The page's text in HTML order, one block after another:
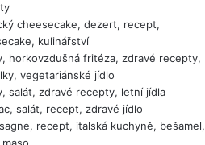
cheesecake, dezert, recept,
kulinářství
horkovzdušná fritéza, zdravé recepty,
vegetariánské jídlo
salát, zdravé recepty, letní jídla
salát, recept, zdravé jídlo
recept, italská kuchyně, bešamel,